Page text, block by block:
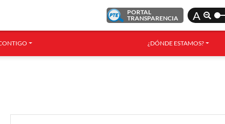
PORTAL
TRANSPARENCIA
A
¿DÓNDE ESTAMOS?